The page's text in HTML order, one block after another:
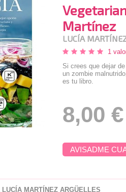
Martínez
LUCÍA
1
Si crees que dejar
un zombie
es tu libro.
8,00 €
AVISADME
MARTÍNEZ ARGÜELLES